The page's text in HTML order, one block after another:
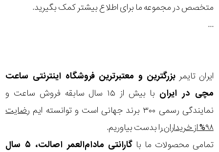
متخصص در مجموعه ما برای اطلاع بیشتر کمک بگیرید.
...
ایران تایمر بزرگترین و معتبرترین فروشگاه اینترنتی ساعت
مچی در ایران
با بیش از ۱۵ سال سابقه فروش ساعت و
نمایندگی رسمی ۳۰۰ برند جهانی است و توانسته ایم
رضایت
۹۸% از خریداران
را بدست بیاوریم.
تمامی محصولات ما با
گارانتی مادام‌العمر اصالت، ۵ سال
صفحه
مقاوم
در
برابر